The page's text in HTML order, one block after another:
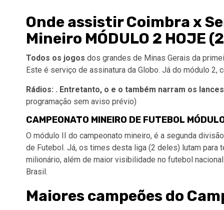
Onde assistir Coimbra x
Mineiro MÓDULO 2 HOJE
Todos os jogos dos grandes de Minas Gerais da
Este é serviço de assinatura da Globo. Já do módulo 2,
Rádios: . Entretanto, o e o também narram os
programação sem aviso prévio)
CAMPEONATO MINEIRO DE FUTEBOL
O módulo II do campeonato mineiro, é a segunda
de Futebol. Já, os times desta liga (2 deles) lutam
milionário, além de maior visibilidade no futebol
Brasil.
Maiores campeões do